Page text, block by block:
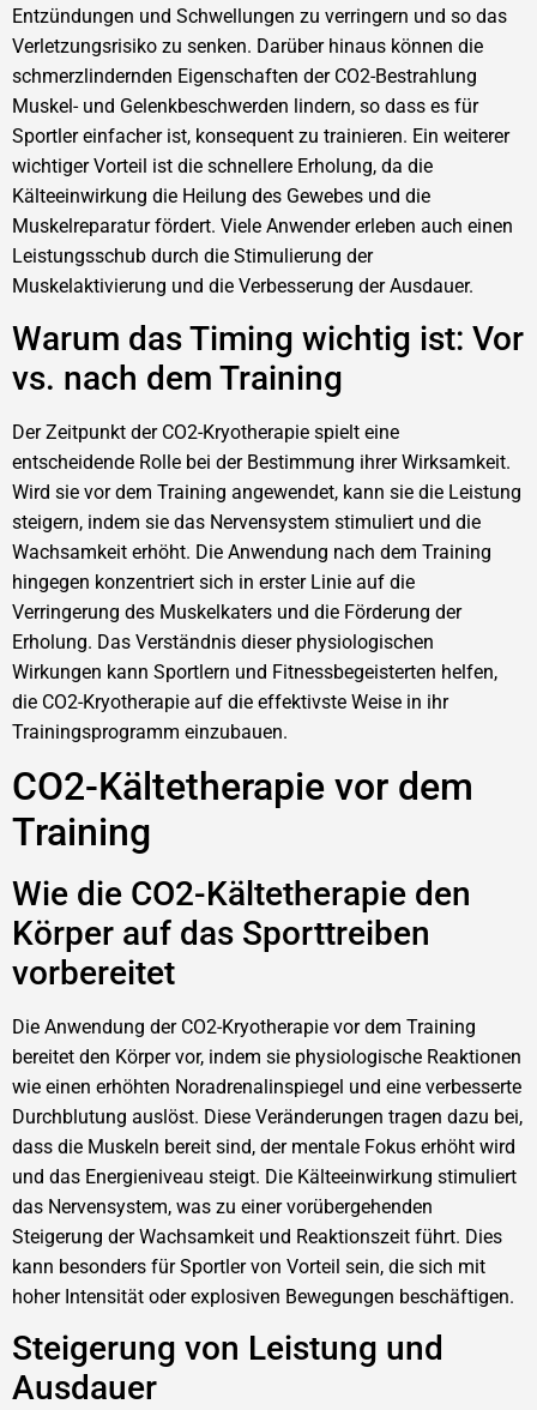
Entzündungen und Schwellungen zu verringern und so das
Verletzungsrisiko zu senken. Darüber hinaus können die
schmerzlindernden Eigenschaften der CO2-Bestrahlung
Muskel- und Gelenkbeschwerden lindern, so dass es für
Sportler einfacher ist, konsequent zu trainieren. Ein weiterer
wichtiger Vorteil ist die schnellere Erholung, da die
Kälteeinwirkung die Heilung des Gewebes und die
Muskelreparatur fördert. Viele Anwender erleben auch einen
Leistungsschub durch die Stimulierung der
Muskelaktivierung und die Verbesserung der Ausdauer.
Warum das Timing wichtig ist: Vor
vs. nach dem Training
Der Zeitpunkt der CO2-Kryotherapie spielt eine
entscheidende Rolle bei der Bestimmung ihrer Wirksamkeit.
Wird sie vor dem Training angewendet, kann sie die Leistung
steigern, indem sie das Nervensystem stimuliert und die
Wachsamkeit erhöht. Die Anwendung nach dem Training
hingegen konzentriert sich in erster Linie auf die
Verringerung des Muskelkaters und die Förderung der
Erholung. Das Verständnis dieser physiologischen
Wirkungen kann Sportlern und Fitnessbegeisterten helfen,
die CO2-Kryotherapie auf die effektivste Weise in ihr
Trainingsprogramm einzubauen.
CO2-Kältetherapie vor dem
Training
Wie die CO2-Kältetherapie den
Körper auf das Sporttreiben
vorbereitet
Die Anwendung der CO2-Kryotherapie vor dem Training
bereitet den Körper vor, indem sie physiologische Reaktionen
wie einen erhöhten Noradrenalinspiegel und eine verbesserte
Durchblutung auslöst. Diese Veränderungen tragen dazu bei,
dass die Muskeln bereit sind, der mentale Fokus erhöht wird
und das Energieniveau steigt. Die Kälteeinwirkung stimuliert
das Nervensystem, was zu einer vorübergehenden
Steigerung der Wachsamkeit und Reaktionszeit führt. Dies
kann besonders für Sportler von Vorteil sein, die sich mit
hoher Intensität oder explosiven Bewegungen beschäftigen.
Steigerung von Leistung und
Ausdauer